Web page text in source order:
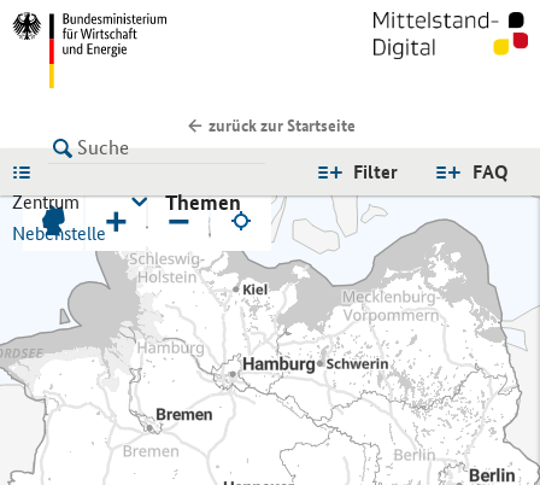
zurück zur Startseite
FAQ
Filter
Zentrum
Nebenstelle
Themen
+ −